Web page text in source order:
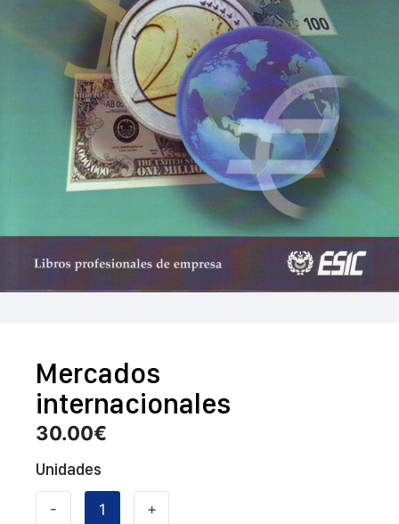
Mercados
internacionales
30.00€
Unidades
- +